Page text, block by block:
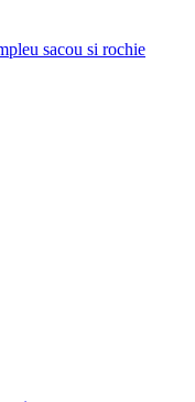
sacou si rochie